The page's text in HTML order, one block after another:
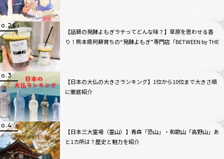
【話題の発酵よもぎラテってどんな味？】草原を思わせる香
り！熊本県阿蘇育ちの“発酵よもぎ”専門店「BETWEEN by THE
【日本の大仏の大きさランキング】1位から10位まで大きさ順
に徹底紹介
【日本三大霊場（霊山）】青森「恐山」・和歌山「高野山」あ
と1カ所は？歴史と魅力を紹介